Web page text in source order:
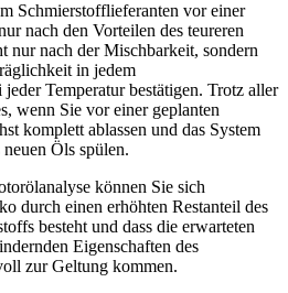
Schmierstofflieferanten vor einer
nach den Vorteilen des teureren
nur nach der Mischbarkeit, sondern
in jedem
Temperatur bestätigen. Trotz aller
wenn Sie vor einer geplanten
komplett ablassen und das System
Öls spülen.
können Sie sich
durch einen erhöhten Restanteil des
besteht und dass die erwarteten
Eigenschaften des
zur Geltung kommen.